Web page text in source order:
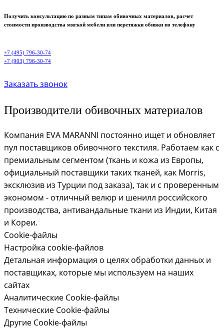
Получить консультацию по разным типам обивочных материалов, расчет
стоимости производства мягкой мебели или перетяжки обивки по телефону
+7 (495) 796-30-74
+7 (903) 796-30-74
Заказать звонок
Производители обивочных материалов
Компания EVA MARANNI постоянно ищет и обновляет
пул поставщиков обивочного текстиля. Работаем как с
премиальным сегментом (ткань и кожа из Европы,
официальный поставщики таких тканей, как Morris,
эксклюзив из Турции под заказа), так и с проверенным
экономом - отличный велюр и шенилл российского
производства, антивандальные ткани из Индии, Китая
и Кореи.
Cookie-файлы
Настройка cookie-файлов
Детальная информация о целях обработки данных и
поставщиках, которые мы используем на наших
сайтах
Аналитические Cookie-файлы
Технические Cookie-файлы
Другие Cookie-файлы